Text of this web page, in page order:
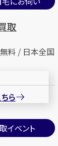
取
料 / 日本全国
ら
イベント